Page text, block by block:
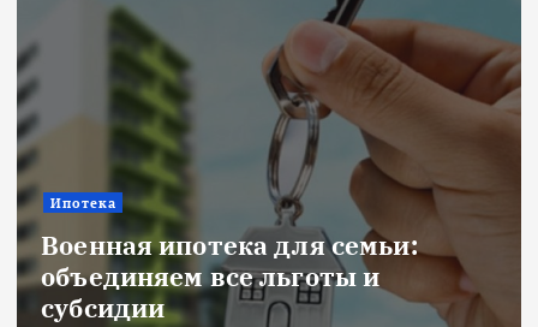
Ипотека
Военная ипотека для семьи:
объединяем все льготы и
субсидии